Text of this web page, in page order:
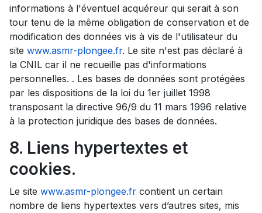
informations à l'éventuel acquéreur qui serait à son
tour tenu de la même obligation de conservation et de
modification des données vis à vis de l'utilisateur du
site www.asmr-plongee.fr. Le site n'est pas déclaré à
la CNIL car il ne recueille pas d'informations
personnelles. . Les bases de données sont protégées
par les dispositions de la loi du 1er juillet 1998
transposant la directive 96/9 du 11 mars 1996 relative
à la protection juridique des bases de données.
8. Liens hypertextes et
cookies.
Le site www.asmr-plongee.fr contient un certain
nombre de liens hypertextes vers d’autres sites, mis